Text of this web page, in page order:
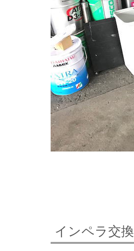
インペラ交換